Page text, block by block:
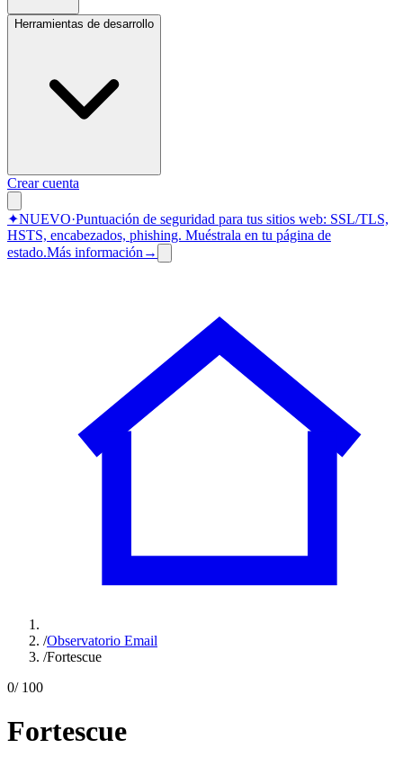
Herramientas de desarrollo
Crear cuenta
✦NUEVO·Puntuación de seguridad para tus sitios web: SSL/TLS,
HSTS, encabezados, phishing. Muéstrala en tu página de
estado.Más información →
/Observatorio Email
/Fortescue
0/ 100
Fortescue